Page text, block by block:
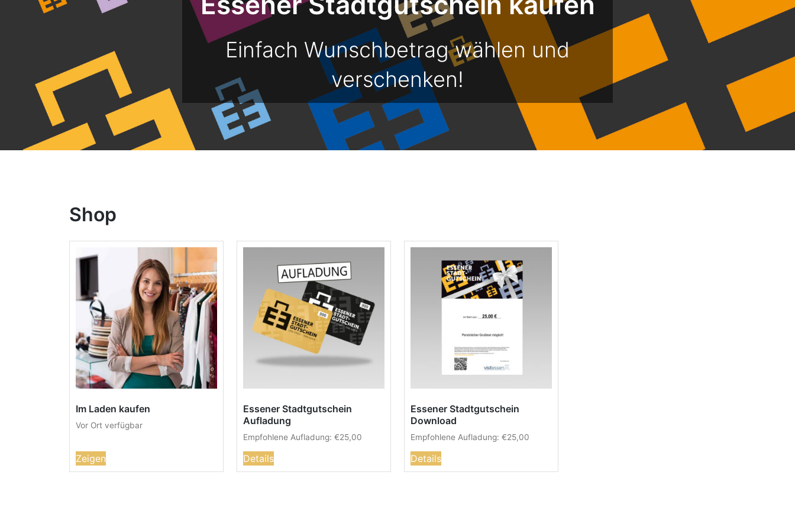
Einfach Wunschbetrag wählen und
verschenken!
Shop
Im Laden kaufen
Vor Ort verfügbar
Zeigen
Essener Stadtgutschein
Aufladung
Empfohlene Aufladung: €25,00
Details
Essener Stadtgutschein
Download
Empfohlene Aufladung: €25,00
Details